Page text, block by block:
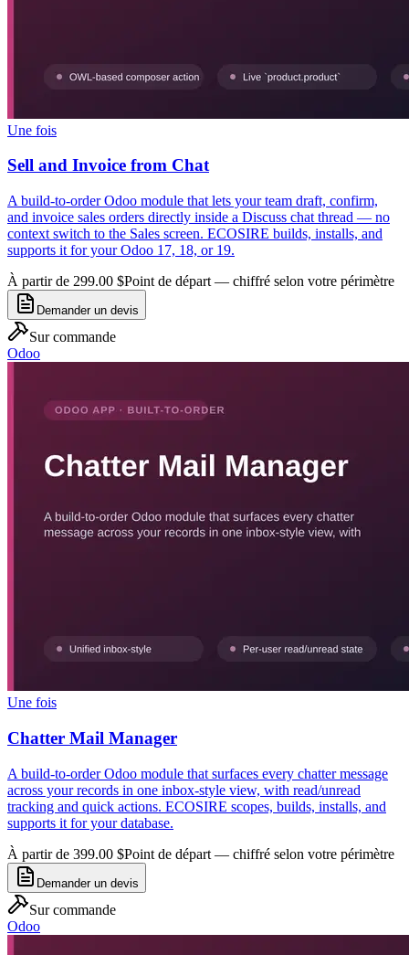
Une fois
Sell and Invoice from Chat
A build-to-order Odoo module that lets your team draft, confirm,
and invoice sales orders directly inside a Discuss chat thread — no
context switch to the Sales screen. ECOSIRE builds, installs, and
supports it for your Odoo 17, 18, or 19.
À partir de 299.00 $Point de départ — chiffré selon votre périmètre
Demander un devis
Sur commande
Odoo
Une fois
Chatter Mail Manager
A build-to-order Odoo module that surfaces every chatter message
across your records in one inbox-style view, with read/unread
tracking and quick actions. ECOSIRE scopes, builds, installs, and
supports it for your database.
À partir de 399.00 $Point de départ — chiffré selon votre périmètre
Demander un devis
Sur commande
Odoo